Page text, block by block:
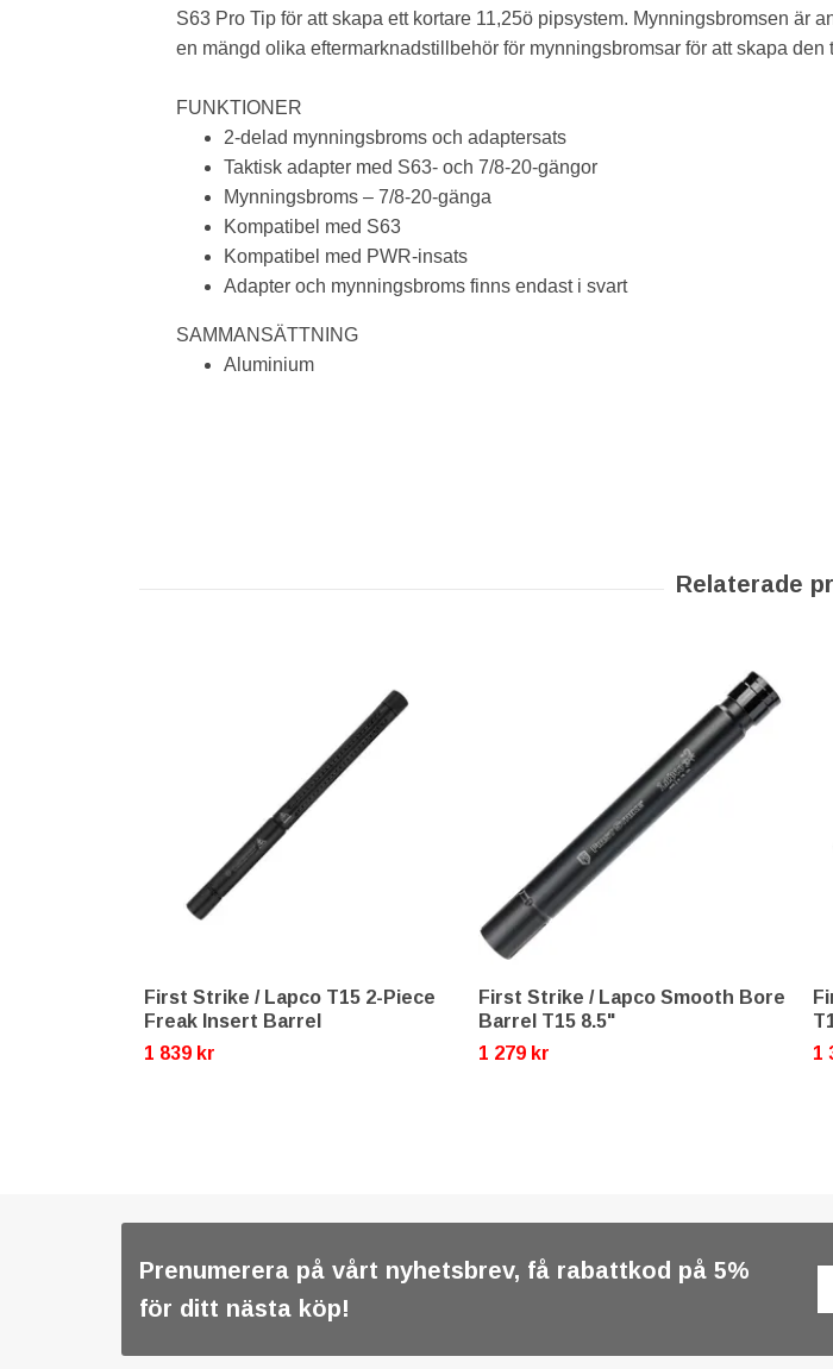
S63 Pro Tip för att skapa ett kortare 11,25ö pipsystem. Mynningsbromsen är
en mängd olika eftermarknadstillbehör för mynningsbromsar för att skapa
FUNKTIONER
2-delad mynningsbroms och adaptersats
Taktisk adapter med S63- och 7/8-20-gängor
Mynningsbroms – 7/8-20-gänga
Kompatibel med S63
Kompatibel med PWR-insats
Adapter och mynningsbroms finns endast i svart
SAMMANSÄTTNING
Aluminium
First Strike / Lapco T15 2-Piece
Freak Insert Barrel
1 839 kr
First Strike / Lapco Smooth Bore
Barrel T15 8.5"
1 279 kr
1
Prenumerera på vårt nyhetsbrev, få rabattkod på 5%
för ditt nästa köp!